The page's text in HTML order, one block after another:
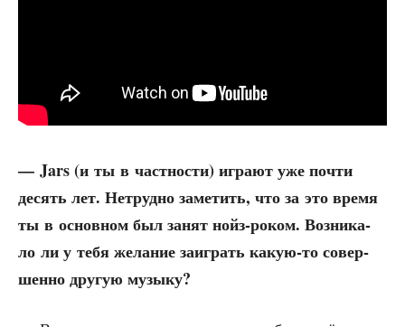
— Jars (и ты в част­но­сти) игра­ют уже почти
десять лет. Нетруд­но заме­тить, что за это вре­мя
ты в основ­ном был занят нойз-роком. Воз­ни­ка­
ло ли у тебя жела­ние заиг­рать какую-то совер­
шен­но дру­гую музыку?